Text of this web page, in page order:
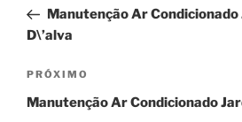
Post
anterior
Manutenção Ar
D\’alva
Próximo
post
PRÓXIMO
Manutenção Ar Condicionado